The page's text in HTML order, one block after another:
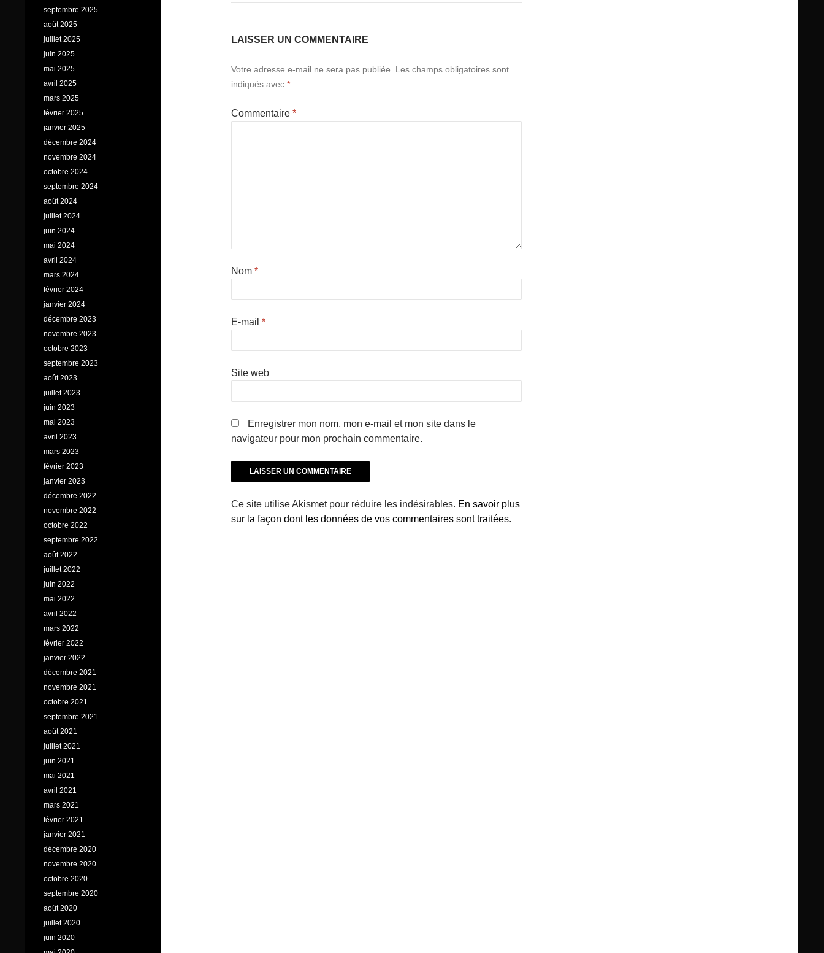
LAISSER UN COMMENTAIRE
Votre adresse e-mail ne sera pas publiée.
Les champs obligatoires sont
indiqués avec *
Commentaire *
Nom *
E-mail *
Site web
Enregistrer mon nom, mon e-mail et mon site dans le
navigateur pour mon prochain commentaire.
Ce site utilise Akismet pour réduire les indésirables. En savoir plus
sur la façon dont les données de vos commentaires sont traitées.
septembre 2025
août 2025
juillet 2025
juin 2025
mai 2025
avril 2025
mars 2025
février 2025
janvier 2025
décembre 2024
novembre 2024
octobre 2024
septembre 2024
août 2024
juillet 2024
juin 2024
mai 2024
avril 2024
mars 2024
février 2024
janvier 2024
décembre 2023
novembre 2023
octobre 2023
septembre 2023
août 2023
juillet 2023
juin 2023
mai 2023
avril 2023
mars 2023
février 2023
janvier 2023
décembre 2022
novembre 2022
octobre 2022
septembre 2022
août 2022
juillet 2022
juin 2022
mai 2022
avril 2022
mars 2022
février 2022
janvier 2022
décembre 2021
novembre 2021
octobre 2021
septembre 2021
août 2021
juillet 2021
juin 2021
mai 2021
avril 2021
mars 2021
février 2021
janvier 2021
décembre 2020
novembre 2020
octobre 2020
septembre 2020
août 2020
juillet 2020
juin 2020